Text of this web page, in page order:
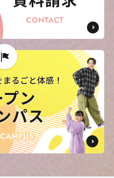
東海医療科学
専門学校
東海歯科医療
専門学校
東海医療工学
東海医療科学
専門学校
東海歯科医療
専門学校
東海医療工学
東海医療科学
専門学校
東海歯科医療
専門学校
東海医療工学
東海医療科学
専門学校
東海歯科医療
専門学校
東海医療工学